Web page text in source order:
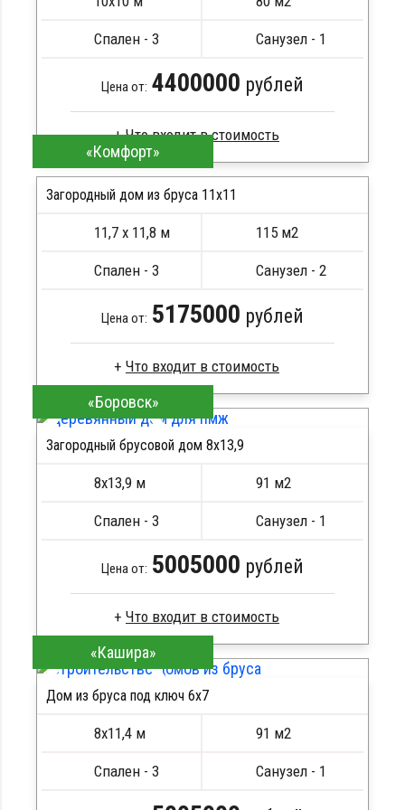
Сборка на березовые нагеля, джут
Металлические сваи 108 диаметр
Спален - 3 Санузел - 1
Цена от: 4400000 рублей
Сухой брус
Стропила, балки 50х200 мм
Метизы, саморезы, гвозди
Сборка на березовые нагеля, джут
ПОДРОБНЕЕ
«Комфорт»
Загородный дом из бруса 11х11
11,7 х 11,8 м 115 м2
Спален - 3 Санузел - 2
Цена от: 5175000 рублей
Сухой брус
Стропила, балки 50х200 мм
Кровля металлочерепица
Сборка на березовые нагеля, джут
Металлические сваи 108 диаметр
ПОДРОБНЕЕ
«Боровск»
Загородный брусовой дом 8х13,9
8х13,9 м 91 м2
Спален - 3 Санузел - 1
Цена от: 5005000 рублей
Брус камерной сушки
Стропила, балки 50х200 мм
Кровля металлочерепица
Сборка на березовые нагеля, джут
Металлические сваи 108 диаметр
ПОДРОБНЕЕ
«Кашира»
Дом из бруса под ключ 6x7
8х11,4 м 91 м2
Спален - 3 Санузел - 1